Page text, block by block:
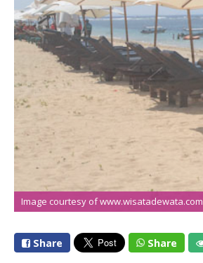
Image courtesy of www.wisatadewata.com
Image courtesy of www.wisatadewata.com
Share Share